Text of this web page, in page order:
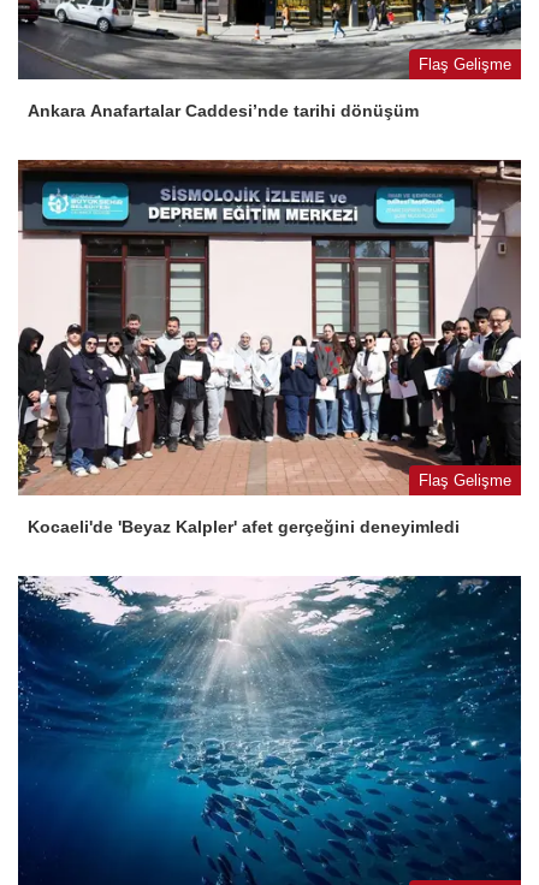
Flaş Gelişme
Ankara Anafartalar Caddesi’nde tarihi dönüşüm
Flaş Gelişme
Kocaeli'de 'Beyaz Kalpler' afet gerçeğini deneyimledi